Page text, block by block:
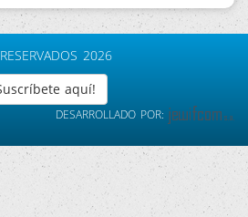
2026
aquí!
DESARROLLADO POR: